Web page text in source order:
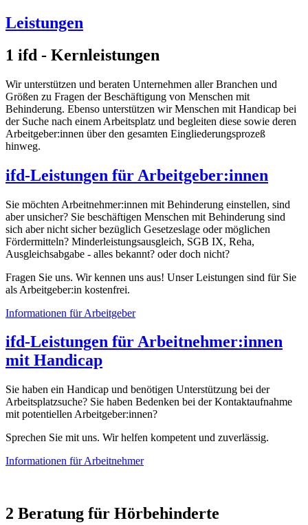
Leistungen
1 ifd - Kernleistungen
Wir unterstützen und beraten Unternehmen aller Branchen und
Größen zu Fragen der Beschäftigung von Menschen mit
Behinderung. Ebenso unterstützen wir Menschen mit Handicap bei
der Suche nach einem Arbeitsplatz und begleiten diese sowie deren
Arbeitgeber:innen über den gesamten Eingliederungsprozeß
hinweg.
ifd-Leistungen für Arbeitgeber:innen
Sie möchten Arbeitnehmer:innen mit Behinderung einstellen, sind
aber unsicher? Sie beschäftigen Menschen mit Behinderung sind
sich aber nicht sicher bezüglich Gesetzeslage oder möglichen
Fördermitteln? Minderleistungsausgleich, SGB IX, Reha,
Ausgleichsabgabe - alles bekannt? oder doch nicht?
Fragen Sie uns. Wir kennen uns aus! Unser Leistungen sind für Sie
als Arbeitgeber:in kostenfrei.
Informationen für Arbeitgeber
ifd-Leistungen für Arbeitnehmer:innen
mit Handicap
Sie haben ein Handicap und benötigen Unterstützung bei der
Arbeitsplatzsuche? Sie haben Bedenken bei der Kontaktaufnahme
mit potentiellen Arbeitgeber:innen?
Sprechen Sie mit uns. Wir helfen kompetent und zuverlässig.
Informationen für Arbeitnehmer
2 Beratung für Hörbehinderte